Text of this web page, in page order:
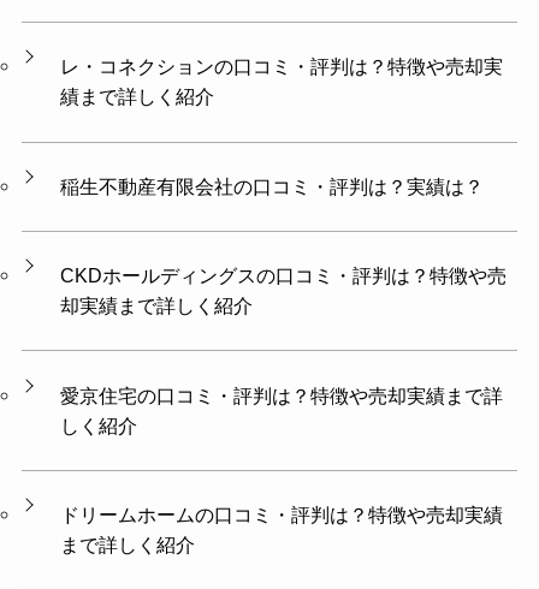
レ・コネクションの口コミ・評判は？特徴や売却実
績まで詳しく紹介
稲生不動産有限会社の口コミ・評判は？実績は？
CKDホールディングスの口コミ・評判は？特徴や売
却実績まで詳しく紹介
愛京住宅の口コミ・評判は？特徴や売却実績まで詳
しく紹介
ドリームホームの口コミ・評判は？特徴や売却実績
まで詳しく紹介